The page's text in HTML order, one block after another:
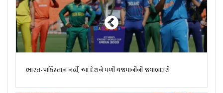
ભારત-પાકિસ્તાન નહીં, આ દેશને મળી યજમાનીની જવાબદારી